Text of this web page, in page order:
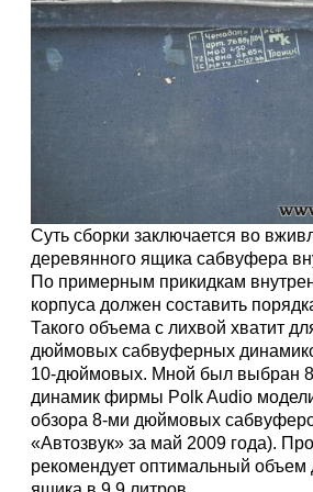
Суть сборки заключается во
деревянного ящика сабвуфера
По примерным прикидкам
корпуса должен составить
Такого объема с лихвой хватит
дюймовых сабвуферных
10-дюймовых. Мной был выбран
динамик фирмы Polk Audio
обзора 8-ми дюймовых
«Автозвук» за май 2009 года).
рекомендует оптимальный объем